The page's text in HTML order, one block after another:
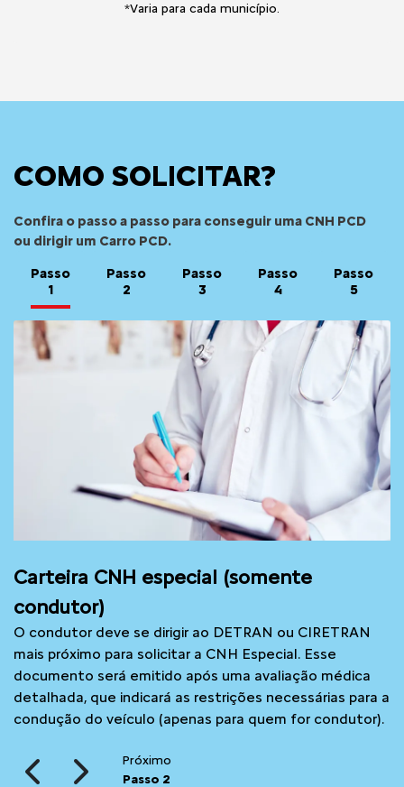
*Varia para cada município.
COMO SOLICITAR?
Confira o passo a passo para conseguir uma CNH PCD
ou dirigir um Carro PCD.
Passo
1
Passo
2
Passo
3
Passo
4
Passo
5
Carteira CNH especial (somente
condutor)
O condutor deve se dirigir ao DETRAN ou CIRETRAN
mais próximo para solicitar a CNH Especial. Esse
documento será emitido após uma avaliação médica
detalhada, que indicará as restrições necessárias para a
condução do veículo (apenas para quem for condutor).
Próximo
Passo 2